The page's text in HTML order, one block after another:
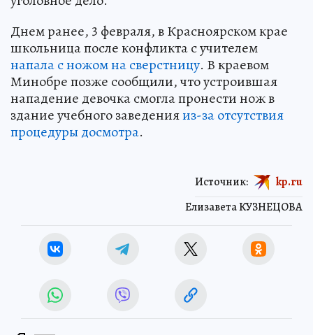
Днем ранее, 3 февраля, в Красноярском крае
школьница после конфликта с учителем
напала с ножом на сверстницу. В краевом
Минобре позже сообщили, что устроившая
нападение девочка смогла пронести нож в
здание учебного заведенияиз-за отсутствия
процедуры досмотра.
Елизавета КУЗНЕЦОВА
Источник: kp.ru